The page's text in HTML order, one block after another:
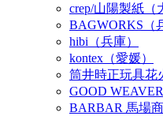
crep/山陽製紙（
BAGWORKS（
hibi（兵庫）
kontex（愛媛）
筒井時正玩具花
GOOD
BARBAR 馬場商